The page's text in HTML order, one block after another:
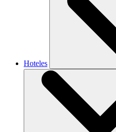
Hoteles